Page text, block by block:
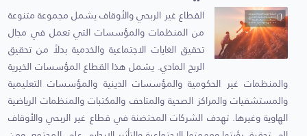
القطاع غير الربحي والأوقاف يشمل مجموعة متنوعة
من المنظمات والمؤسسات التي تعمل في مجال
تحقيق الغايات الاجتماعية والخدمية بدلاً من تحقيق
الربح المادي. يشمل هذا القطاع المؤسسات الخيرية
والمنظمات غير الحكومية والمؤسسات الدينية والمؤسسات التعليمية
والمستشفيات والمراكز الصحية والمتاحف والمكتبات والمنظمات الرياضية
الهاوية وغيرها. تهدف الشركات المحتضنة في قطاع غير الربحي والأوقاف